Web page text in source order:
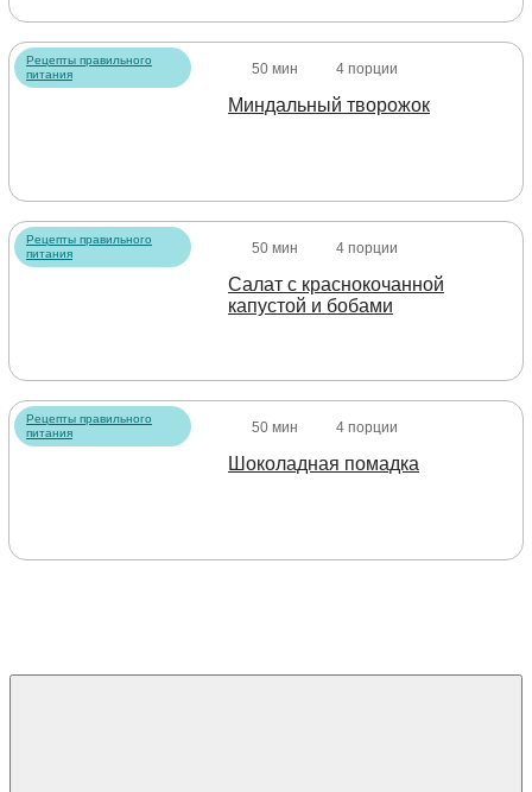
Рецепты правильного
питания
50 мин 4 порции
Миндальный творожок
Рецепты правильного
питания
50 мин 4 порции
Салат с краснокочанной
капустой и бобами
Рецепты правильного
питания
50 мин 4 порции
Шоколадная помадка